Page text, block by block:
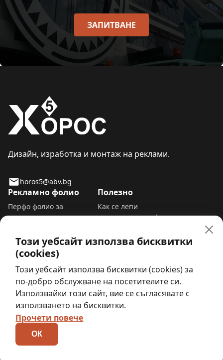
ЗАПИТВАНЕ
Дизайн, изработка и монтаж на реклами.
horos5@abv.bg
Рекламно фолио
Перфо фолио за
прозорци и витрини
Фолио за прозорци да не
се вижда отвън
Самозалепващо фолио за
под
Полезно
Как се лепи
самозалепващо фолио
самозалепващо фолио
Премахване на рекламно
Табела работно време
шаблон
За нас
Карта на уебсайта
Хорос 5 © 2012 - 2026. Всички права запазени.
Този уебсайт използва бисквитки
(cookies)
Този уебсайт използва бисквитки (cookies) за
по-добро обслужване на посетителите си.
Използвайки този сайт, вие се съгласявате с
използването на бисквитки.
Прочети повече
ОК